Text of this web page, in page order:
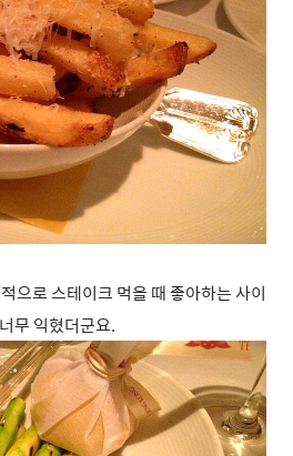
으로 스테이크 먹을 때 좋아하는 사이
무 익혔더군요.